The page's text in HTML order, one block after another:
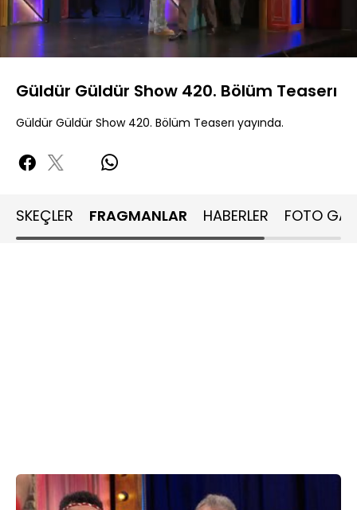
Aç
Yüklendi:
53.74%
Oynatma
Hızı
Güldür Güldür Show 420. Bölüm Teaserı
Güldür Güldür Show 420. Bölüm Teaserı yayında.
SKEÇLER FRAGMANLAR HABERLER FOTO